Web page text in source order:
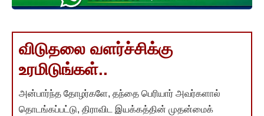
விடுதலை வளர்ச்சிக்கு
உரமிடுங்கள்..
அன்பார்ந்த தோழர்களே, தந்தை பெரியார் அவர்களால்
தொடங்கப்பட்டு, திராவிட இயக்கத்தின் முதன்மைக்